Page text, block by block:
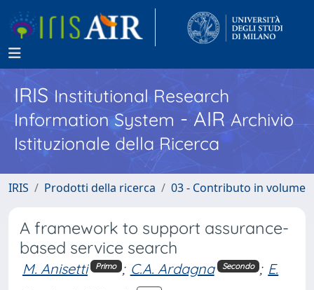
IRISInstitutional Research
Information System - AIR Archivio
Istituzionale della Ricerca
IRIS Prodotti della ricerca 03 - Contributo in volume
A framework to support assurance-
based service search
M. Anisetti Primo ; C.A. Ardagna Secondo ; E.